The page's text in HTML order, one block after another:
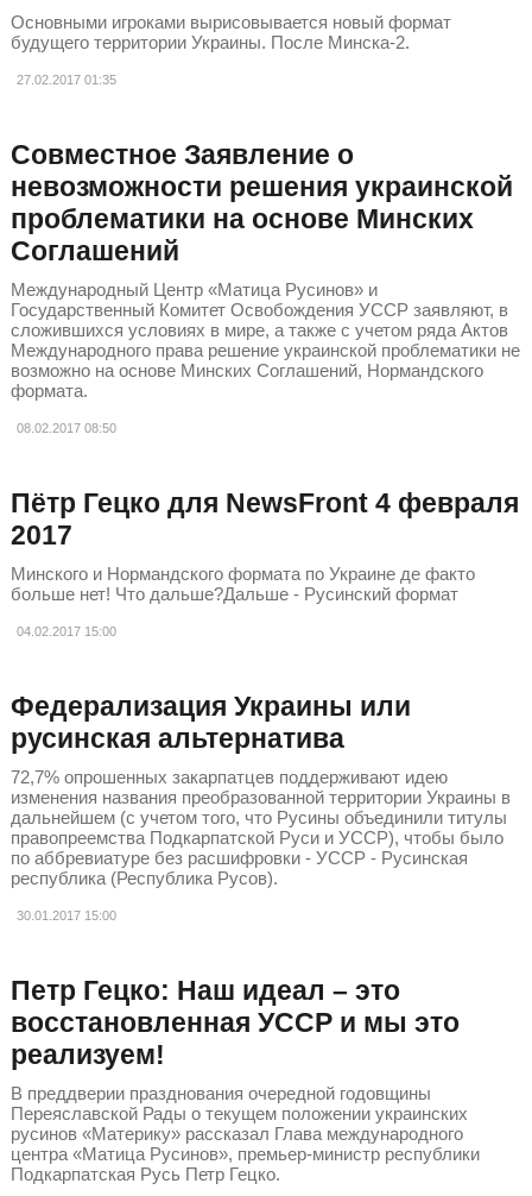
Основными игроками вырисовывается новый формат
будущего территории Украины. После Минска-2.
27.02.2017 01:35
Совместное Заявление о
невозможности решения украинской
проблематики на основе Минских
Соглашений
Международный Центр «Матица Русинов» и
Государственный Комитет Освобождения УССР заявляют, в
сложившихся условиях в мире, а также с учетом ряда Актов
Международного права решение украинской проблематики не
возможно на основе Минских Соглашений, Нормандского
формата.
08.02.2017 08:50
Пётр Гецко для NewsFront 4 февраля
2017
Минского и Нормандского формата по Украине де факто
больше нет! Что дальше?Дальше - Русинский формат
04.02.2017 15:00
Федерализация Украины или
русинская альтернатива
​72,7% опрошенных закарпатцев поддерживают идею
изменения названия преобразованной территории Украины в
дальнейшем (с учетом того, что Русины объединили титулы
правопреемства Подкарпатской Руси и УССР), чтобы было
по аббревиатуре без расшифровки - УССР - Русинская
республика (Республика Русов).
30.01.2017 15:00
Петр Гецко: Наш идеал – это
восстановленная УССР и мы это
реализуем!
В преддверии празднования очередной годовщины
Переяславской Рады о текущем положении украинских
русинов «Материку» рассказал Глава международного
центра «Матица Русинов», премьер-министр республики
Подкарпатская Русь Петр Гецко.